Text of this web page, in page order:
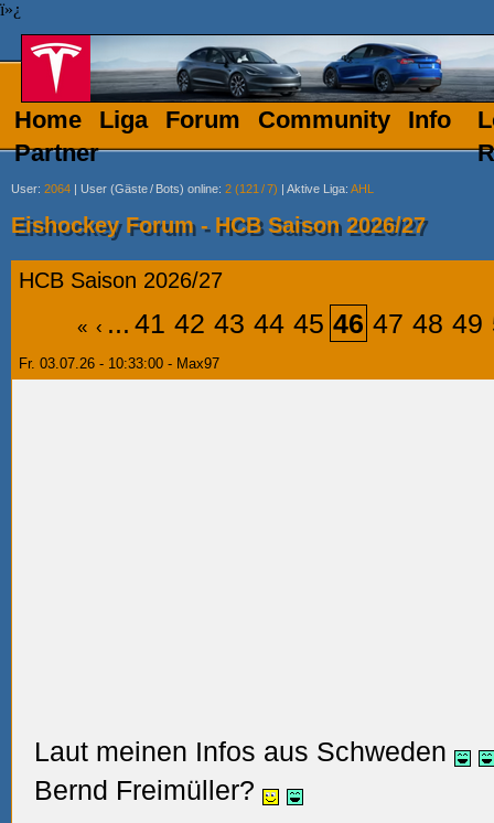
ï»¿
Home Liga Forum Community
Info
Partner
User: 2064 | User (Gäste/ Bots) online: 2 (121 /7) | Aktive Liga: AHL
Eishockey Forum - HCB Saison 2026/27
HCB Saison 2026/27
« ‹ ... 41 42 43 44 45 46 47 48 49
Fr. 03.07.26 - 10:33:00 - Max97
Laut meinen Infos aus Schweden
Bernd Freimüller?